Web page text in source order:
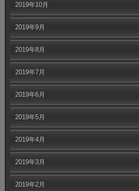
2019年10月
2019年9月
2019年8月
2019年7月
2019年6月
2019年5月
2019年4月
2019年3月
2019年2月